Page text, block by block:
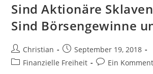
Sind Aktionäre
Sind Börsengewinne
Beitrags-
Autor:
Christian
Beitrag
veröffentlicht:
September 19, 2018
Beitrags-
Finanzielle Freiheit
Beitrags-
Ein